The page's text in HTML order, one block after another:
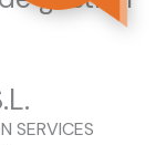
SERVICES